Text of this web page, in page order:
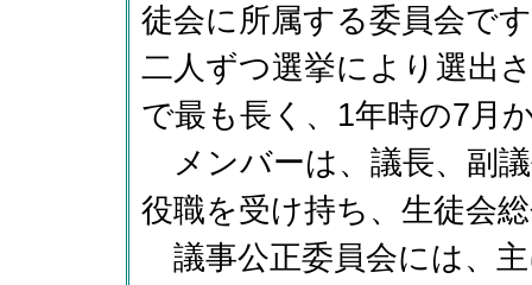
徒会に所属する委員会で
二人ずつ選挙により選出
で最も長く、1年時の7月
メンバーは、議長、副
役職を受け持ち、生徒会
議事公正委員会には、